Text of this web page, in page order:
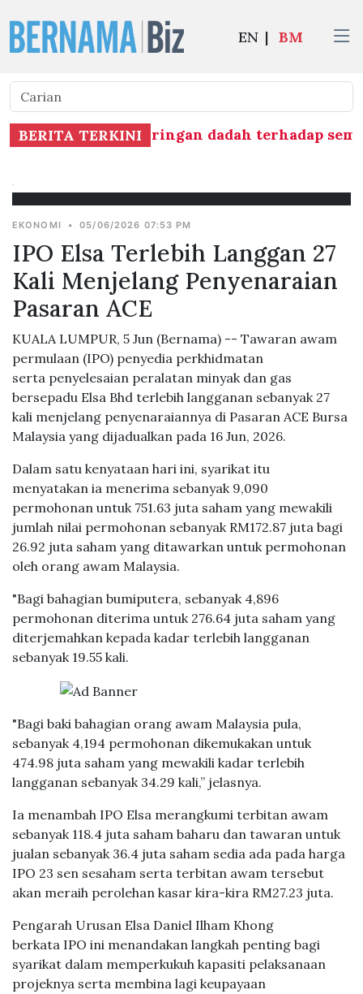
EN | BM
BERITA TERKINI
mulakan saringan dadah terhadap
EKONOMI • 05/06/2026 07:53 PM
IPO Elsa Terlebih Langgan 27
Kali Menjelang Penyenaraian
Pasaran ACE
KUALA LUMPUR, 5 Jun (Bernama) -- Tawaran awam
permulaan (IPO) penyedia perkhidmatan
serta penyelesaian peralatan minyak dan gas
bersepadu Elsa Bhd terlebih langganan sebanyak 27
kali menjelang penyenaraiannya di Pasaran ACE Bursa
Malaysia yang dijadualkan pada 16 Jun, 2026.
Dalam satu kenyataan hari ini, syarikat itu
menyatakan ia menerima sebanyak 9,090
permohonan untuk 751.63 juta saham yang mewakili
jumlah nilai permohonan sebanyak RM172.87 juta bagi
26.92 juta saham yang ditawarkan untuk permohonan
oleh orang awam Malaysia.
"Bagi bahagian bumiputera, sebanyak 4,896
permohonan diterima untuk 276.64 juta saham yang
diterjemahkan kepada kadar terlebih langganan
sebanyak 19.55 kali.
"Bagi baki bahagian orang awam Malaysia pula,
sebanyak 4,194 permohonan dikemukakan untuk
474.98 juta saham yang mewakili kadar terlebih
langganan sebanyak 34.29 kali,” jelasnya.
Ia menambah IPO Elsa merangkumi terbitan awam
sebanyak 118.4 juta saham baharu dan tawaran untuk
jualan sebanyak 36.4 juta saham sedia ada pada harga
IPO 23 sen sesaham serta terbitan awam tersebut
akan meraih perolehan kasar kira-kira RM27.23 juta.
Pengarah Urusan Elsa Daniel Ilham Khong
berkata IPO ini menandakan langkah penting bagi
syarikat dalam memperkukuh kapasiti pelaksanaan
projeknya serta membina lagi keupayaan